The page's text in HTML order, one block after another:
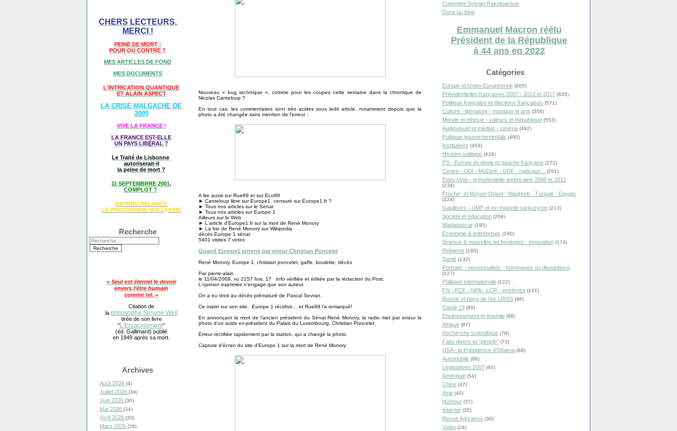
CHERS LECTEURS,
MERCI !
PEINE DE MORT :
POUR OU CONTRE ?
MES ARTICLES DE FOND
MES DOCUMENTS
L'INTRICATION QUANTIQUE
ET ALAIN ASPECT
LA CRISE MALGACHE DE
2009
VIVE LA FRANCE !
LA FRANCE EST-ELLE
UN PAYS LIBÉRAL ?
Le Traité de Lisbonne
autoriserait-il
la peine de mort ?
11 SEPTEMBRRE 2001,
COMPLOT ?
BAYROU RELANCE
LE PROGRAMME NUCLÉAIRE
Recherche
« Seul est éternel le devoir
envers l'être humain
comme tel. »
Citation de
la philosophe Simone Weil
tirée de son livre
"L'Enracinement"
(éd. Gallimard) publié
en 1949 après sa mort.
Archives
Août 2026 (4)
Juillet 2026 (39)
Juin 2026 (30)
Mai 2026 (34)
Avril 2026 (33)
Mars 2026 (28)
Nouveau « bug technique », comme pour les coupes cette semaine dans la chronique de
Nicolas Canteloup ?
En tout cas, les commentaires sont très acides sous ledit article, notamment depuis que la
photo a été changée sans mention de l'erreur :
A lire aussi sur Rue89 et sur Eco89
► Canteloup libre sur Europe1, censuré sur Europe1.fr ?
► Tous nos articles sur le Senat
► Tous nos articles sur Europe 1
Ailleurs sur le Web
► L'article d'Europe1.fr sur la mort de René Monory
► La bio de René Monory sur Wikipedia
décès Europe 1 sénat
5401 visites 7 votes
Quand Europe1 enterre par erreur Christian Poncelet
René Monory, Europe 1, christian poncelet, gaffe, boulette, décès
Par pierre-alain
le 11/04/2009, vu 2157 fois, 17 Info vérifiée et éditée par la rédaction du Post.
L'opinion exprimée n'engage que son auteur.
On a eu droit au décès prématuré de Pascal Sevran.
Ce matin sur son site, Europe 1 récidive... et Rue89 l'a remarqué!
En annonçant la mort de l'ancien président du Sénat René Monory, la radio met par erreur la
photo d'un autre ex-président du Palais du Luxembourg, Christian Poncelet.
Erreur rectifiée rapidement par la station, qui a changé la photo.
Capture d'écran du site d'Europe 1 sur la mort de René Monory
Copyright Sylvain Rakotoarison
Dons au blog
Emmanuel Macron réélu
Président de la République
à 44 ans en 2022
Catégories
Europe et Union Européenne (605)
Présidentielles françaises 2007 - 2012 et 2017 (605)
Politique française et élections françaises (571)
Culture - littérature - musique et arts (558)
Morale et éthique - valeurs et République (553)
Audiovisuel et médias - cinéma (492)
Politique gouvernementale (480)
Institutions (453)
Histoire politique (428)
PS - Europe écologie et gauche française (272)
Centre - UDI - MoDem - UDF - radicaux... (261)
États-Unis - présidentielle américaine 2008 et 2012
(234)
Proche- et Moyen-Orient - Maghreb - Turquie - Egypte
(224)
Gaullistes - UMP et ex-majorité sarkozyste (213)
Société et éducation (208)
Madagascar (195)
Économie & entreprises (190)
Science & nouvelles technologies - innovation (174)
Religions (165)
Santé (132)
Portraits - personnalités - hommages ou disparitions
(127)
Politique internationale (122)
FN - PCF - NPA - LCR - extrêmes (121)
Russie et pays de l'ex-URSS (96)
Covid-19 (90)
Environnement et énergie (88)
Afrique (87)
Recherche scientifique (78)
Faits divers et "people" (73)
USA - la Présidence d'Obama (68)
Automobile (66)
Législatives 2007 (60)
Amérique (54)
Chine (47)
Asie (40)
Humour (37)
Internet (35)
Revue Agoravox (30)
Vidéo (24)